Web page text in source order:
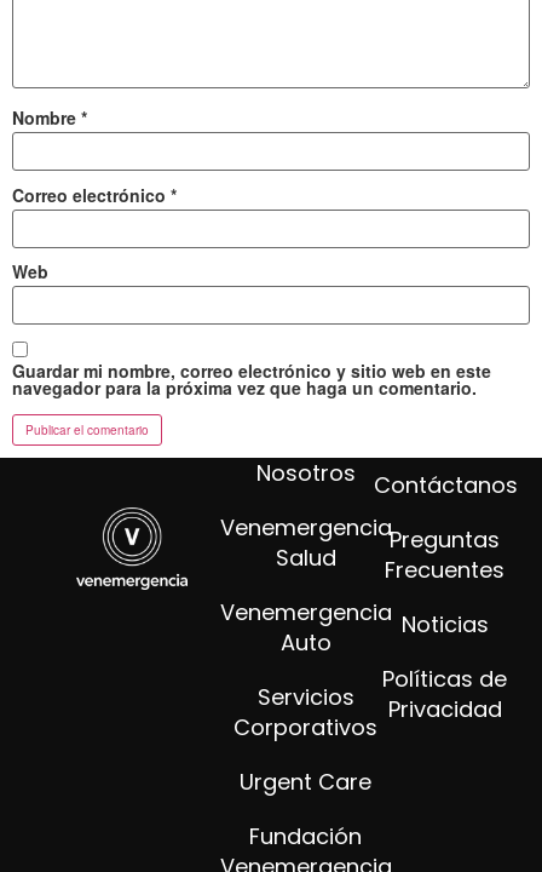
Nombre *
Correo electrónico *
Web
Guardar mi nombre, correo electrónico y sitio web en este
navegador para la próxima vez que haga un comentario.
Nosotros
Venemergencia
Salud
Venemergencia
Auto
Servicios
Corporativos
Urgent Care
Fundación
Contáctanos
Preguntas
Frecuentes
Noticias
Políticas de
Privacidad